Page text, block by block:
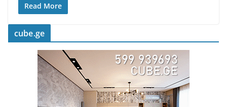
Read More
cube.ge